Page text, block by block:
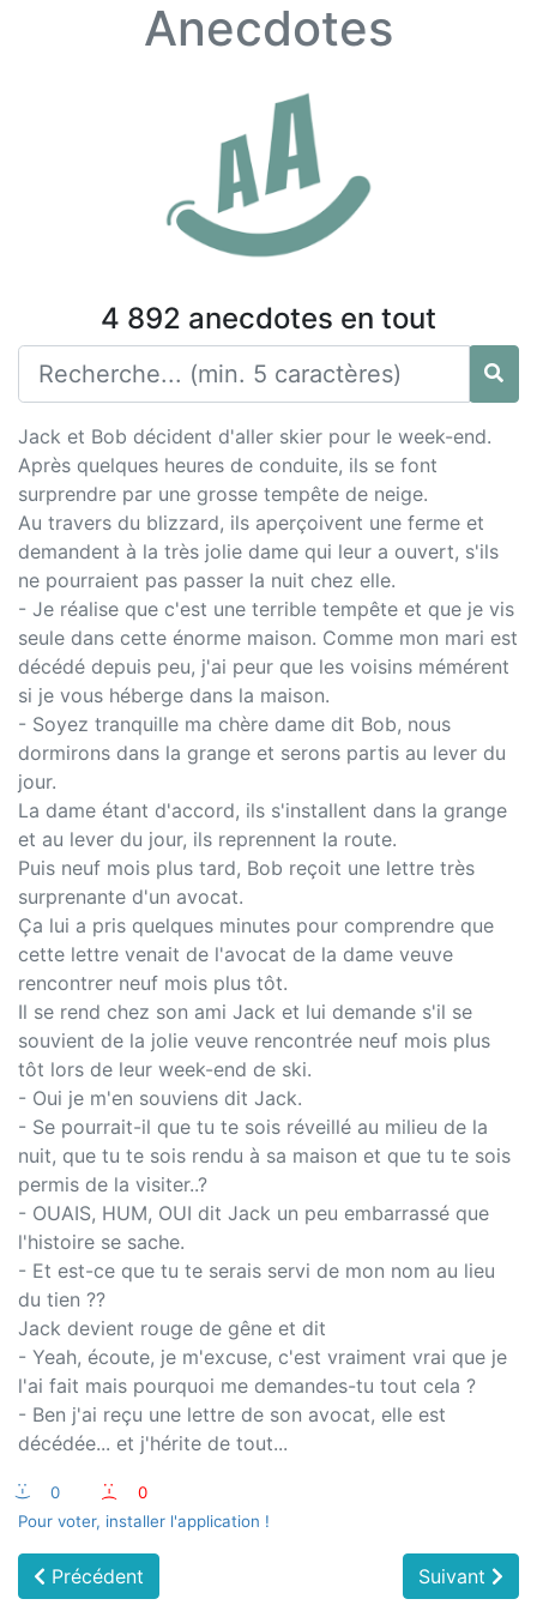
Anecdotes
4 892 anecdotes en tout
Jack et Bob décident d'aller skier pour le week-end.
Après quelques heures de conduite, ils se font
surprendre par une grosse tempête de neige.
Au travers du blizzard, ils aperçoivent une ferme et
demandent à la très jolie dame qui leur a ouvert, s'ils
ne pourraient pas passer la nuit chez elle.
- Je réalise que c'est une terrible tempête et que je vis
seule dans cette énorme maison. Comme mon mari est
décédé depuis peu, j'ai peur que les voisins mémérent
si je vous héberge dans la maison.
- Soyez tranquille ma chère dame dit Bob, nous
dormirons dans la grange et serons partis au lever du
jour.
La dame étant d'accord, ils s'installent dans la grange
et au lever du jour, ils reprennent la route.
Puis neuf mois plus tard, Bob reçoit une lettre très
surprenante d'un avocat.
Ça lui a pris quelques minutes pour comprendre que
cette lettre venait de l'avocat de la dame veuve
rencontrer neuf mois plus tôt.
Il se rend chez son ami Jack et lui demande s'il se
souvient de la jolie veuve rencontrée neuf mois plus
tôt lors de leur week-end de ski.
- Oui je m'en souviens dit Jack.
- Se pourrait-il que tu te sois réveillé au milieu de la
nuit, que tu te sois rendu à sa maison et que tu te sois
permis de la visiter..?
- OUAIS, HUM, OUI dit Jack un peu embarrassé que
l'histoire se sache.
- Et est-ce que tu te serais servi de mon nom au lieu
du tien ??
Jack devient rouge de gêne et dit
- Yeah, écoute, je m'excuse, c'est vraiment vrai que je
l'ai fait mais pourquoi me demandes-tu tout cela ?
- Ben j'ai reçu une lettre de son avocat, elle est
décédée... et j'hérite de tout...
:-) 0 :-(
0
Pour voter, installer l'application !
Précédent Suivant